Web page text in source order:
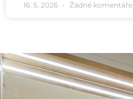
16. 5. 2026 Žádné komentáře